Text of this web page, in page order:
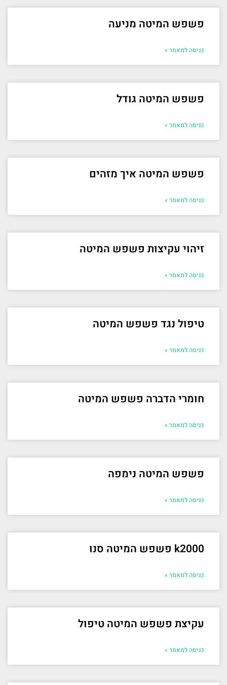
פשפש המיטה מניעה
כניסה למאמר »
פשפש המיטה גודל
כניסה למאמר »
פשפש המיטה איך מזהים
כניסה למאמר »
זיהוי עקיצות פשפש המיטה
כניסה למאמר »
טיפול נגד פשפש המיטה
כניסה למאמר »
חומרי הדברה פשפש המיטה
כניסה למאמר »
פשפש המיטה נימפה
כניסה למאמר »
k2000 פשפש המיטה סנו
כניסה למאמר »
עקיצת פשפש המיטה טיפול
כניסה למאמר »